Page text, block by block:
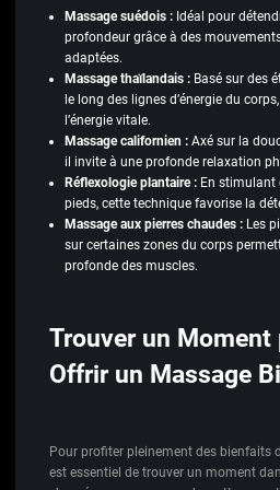
Massage suédois :Idéal pour
profondeur grâce à des
adaptées.
Massage thaïlandais :Basé sur des
le long des lignes d’énergie du
l’énergie vitale.
Massage californien :Axé sur la
il invite à une profonde relaxation
Réflexologie plantaire :En stimulant
pieds, cette technique favorise la
Massage aux pierres chaudes :Les
sur certaines zones du corps
profonde des muscles.
Trouver un Moment
Offrir un Massage
Pour profiter pleinement des bienfaits
est essentiel de trouver un moment